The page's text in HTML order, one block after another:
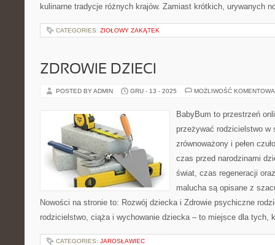
kulinarne tradycje różnych krajów. Zamiast krótkich, urywanych
CATEGORIES: ZIOŁOWY ZAKĄTEK
ZDROWIE DZIECI
POSTED BY ADMIN GRU - 13 - 2025 MOŻLIWOŚĆ
BabyBum to przestrzeń
przeżywać rodzicielstwo w
zrównoważony i pełen
czas przed narodzinami
świat, czas regeneracji
malucha są opisane z
Nowości na stronie to: Rozwój dziecka i Zdrowie psychiczne
rodzicielstwo, ciąża i wychowanie dziecka – to miejsce dla
CATEGORIES: JAROSŁAWIEC